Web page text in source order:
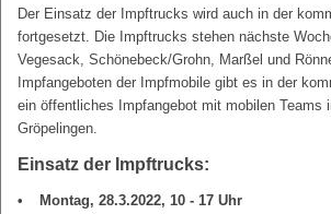
Der Einsatz der Impftrucks wird auch in der
fortgesetzt. Die Impftrucks stehen nächste
Vegesack, Schönebeck/Grohn, Marßel und
Impfangeboten der Impfmobile gibt es in der
ein öffentliches Impfangebot mit mobilen Teams
Gröpelingen.
Einsatz der Impftrucks:
Montag, 28.3.2022, 10 - 17 Uhr